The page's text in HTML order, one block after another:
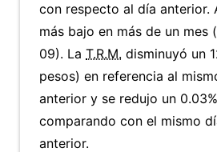
con respecto al día anterior.
más bajo en más de un
09). La T.R.M. disminuyó un
pesos) en referencia al
anterior y se redujo un
comparando con el mismo
anterior.